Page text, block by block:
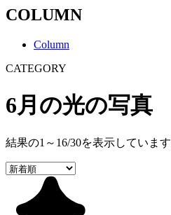
COLUMN
Column
CATEGORY
6月の光の写真
結果の1～16/30を表示しています